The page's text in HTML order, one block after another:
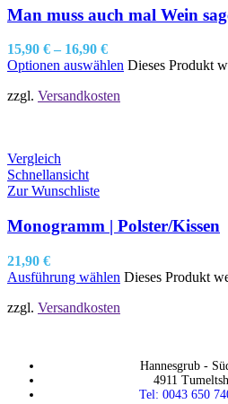
Man muss auch mal Wein
15,90 € – 16,90 €
Optionen auswählen Dieses Produkt
zzgl. Versandkosten
Vergleich
Schnellansicht
Zur Wunschliste
Monogramm | Polster/Kissen
21,90 €
Ausführung wählen Dieses Produkt
zzgl. Versandkosten
Hannesgrub -
4911
Tel: 0043 650